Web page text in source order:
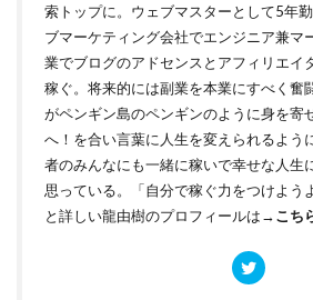
索トップに。ウェブマスターとして5年
ブマーケティング会社でエンジニア兼マ
業でブログのアドセンスとアフィリエイ
稼ぐ。将来的には副業を本業にすべく奮
がペンギン島のペンギンのように身を寄
へ！を合い言葉に人生を変えられるよう
者のみんなにも一緒に稼いで幸せな人生
思っている。「自分で稼ぐ力をつけよ
と詳しい龍由樹のプロフィールは→こち